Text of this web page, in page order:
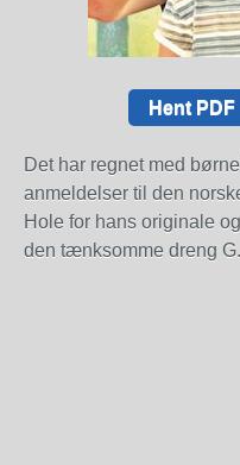
Hent PDF
Det har regnet med
anmeldelser til den
Hole for hans originale
den tænksomme dreng